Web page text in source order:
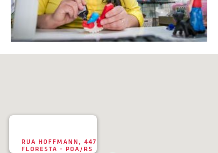
RUA HOFFMANN, 447
FLORESTA - POA/RS